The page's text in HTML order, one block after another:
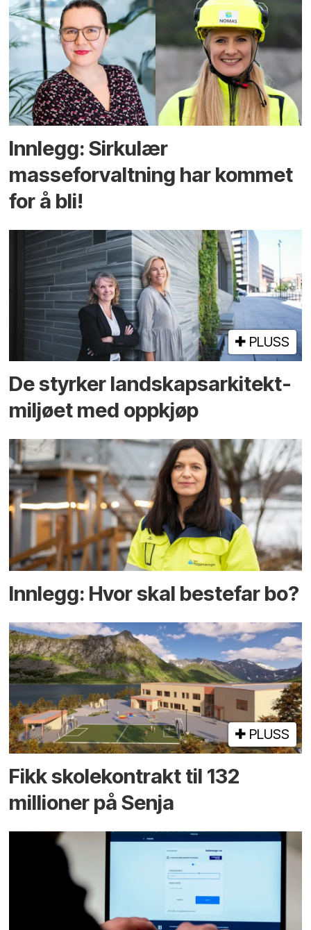
Innlegg: Sirkulær
masseforvaltning har kommet
for å bli!
PLUSS
De styrker landskaps­arkitekt­
miljøet med oppkjøp
Innlegg: Hvor skal bestefar bo?
PLUSS
Fikk skole­kontrakt til 132
millioner på Senja